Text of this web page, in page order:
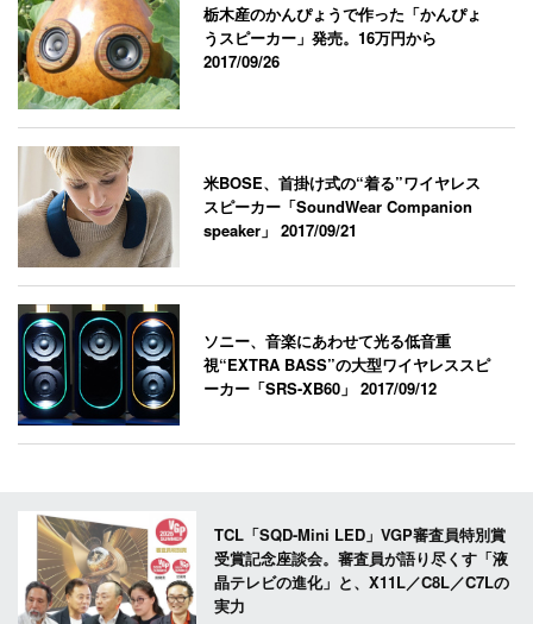
栃木産のかんぴょうで作った「かんぴょ
うスピーカー」発売。16万円から
2017/09/26
米BOSE、首掛け式の“着る”ワイヤレス
スピーカー「SoundWear Companion
speaker」2017/09/21
ソニー、音楽にあわせて光る低音重
視“EXTRA BASS”の大型ワイヤレススピ
ーカー「SRS-XB60」2017/09/12
TCL「SQD-Mini LED」VGP審査員特別賞
受賞記念座談会。審査員が語り尽くす「液
晶テレビの進化」と、X11L／C8L／C7Lの
実力